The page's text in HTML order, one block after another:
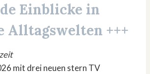
Einblicke in
Alltagswelten +++
mit drei neuen stern TV